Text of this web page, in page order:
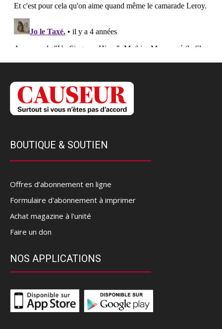
BOUTIQUE & SOUTIEN
Offres d’abonnement en ligne
Formulaire d'abonnement à imprimer
Achat magazine à l'unité
Faire un don
NOS APPLICATIONS